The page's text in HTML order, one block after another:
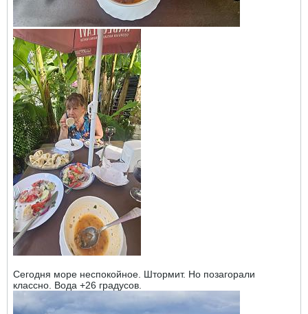
Сегодня море неспокойное. Штормит. Но позагорали
классно. Вода +26 градусов.